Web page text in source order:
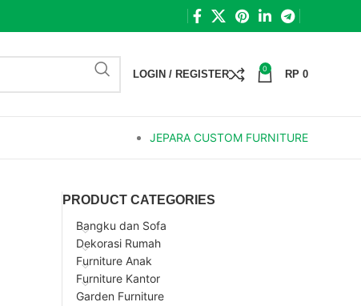
LOGIN / REGISTER 0 RP 0
JEPARA CUSTOM FURNITURE
PRODUCT CATEGORIES
Bangku dan Sofa
Dekorasi Rumah
Furniture Anak
Furniture Kantor
Garden Furniture